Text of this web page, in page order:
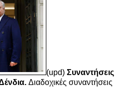
(upd) Συναντήσεις
Διαδοχικές συναντήσεις